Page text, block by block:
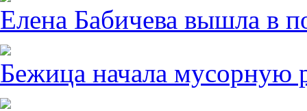
Елена Бабичева вышла в
Бежица начала мусорную